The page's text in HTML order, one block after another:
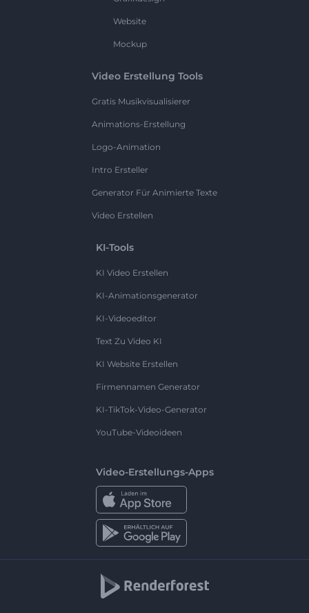
Website
Mockup
Video Erstellung Tools
Gratis Musikvisualisierer
Animations-Erstellung
Logo-Animation
Intro Ersteller
Generator Für Animierte Texte
Video Erstellen
KI-Tools
KI Video Erstellen
KI-Animationsgenerator
KI-Videoeditor
Text Zu Video KI
KI Website Erstellen
Firmennamen Generator
KI-TikTok-Video-Generator
YouTube-Videoideen
Video-Erstellungs-Apps